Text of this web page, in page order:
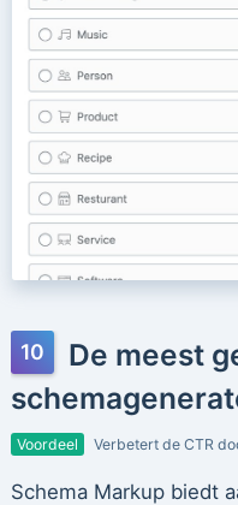
De meest
Voordeel Verbetert de CTR
Schema Markup biedt